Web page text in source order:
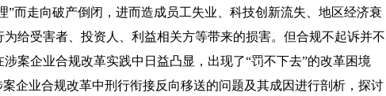
”而走向破产倒闭，进而造成员工失业、科技创新流失、地区经济衰
给受害者、投资人、利益相关方等带来的损害。但合规不起诉并不
案企业合规改革实践中日益凸显，出现了“罚不下去”的改革困境
企业合规改革中刑行衔接反向移送的问题及其成因进行剖析，探讨